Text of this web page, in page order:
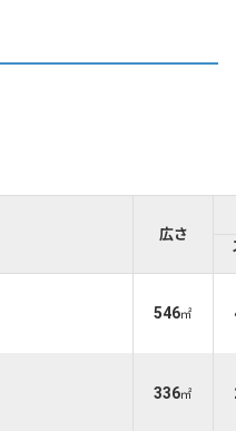
広さ
546㎡
336㎡